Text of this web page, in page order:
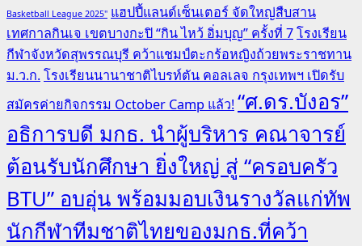
Basketball League 2025" แฮปปี้แลนด์เซ็นเตอร์ จัดใหญ่สืบสาน
เทศกาลกินเจ เขตบางกะปิ “กิน ไหว้ อิ่มบุญ” ครั้งที่ 7โรงเรียน
กีฬาจังหวัดสุพรรณบุรี คว้าแชมป์ตะกร้อหญิงถ้วยพระราชทาน
ม.ว.ก.โรงเรียนนานาชาติไบรท์ตัน คอลเลจ กรุงเทพฯ เปิดรับ
สมัครค่ายกิจกรรม October Camp แล้ว!“ศ.ดร.บังอร”
อธิการบดี มกธ. นำผู้บริหาร คณาจารย์
ต้อนรับนักศึกษา ยิ่งใหญ่ สู่ “ครอบครัว
BTU” อบอุ่น พร้อมมอบเงินรางวัลแก่ทัพ
นักกีฬาทีมชาติไทยของมกธ.ที่คว้า